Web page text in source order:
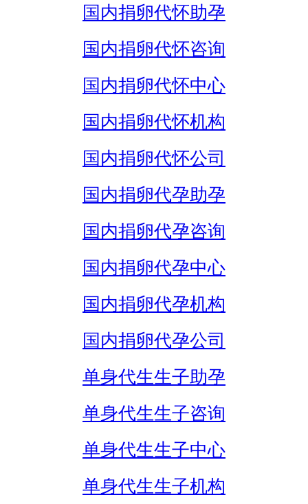
国内捐卵代怀助孕
国内捐卵代怀咨询
国内捐卵代怀中心
国内捐卵代怀机构
国内捐卵代怀公司
国内捐卵代孕助孕
国内捐卵代孕咨询
国内捐卵代孕中心
国内捐卵代孕机构
国内捐卵代孕公司
单身代生生子助孕
单身代生生子咨询
单身代生生子中心
单身代生生子机构